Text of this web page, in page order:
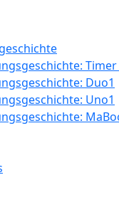
Timer
Duo1
Uno1